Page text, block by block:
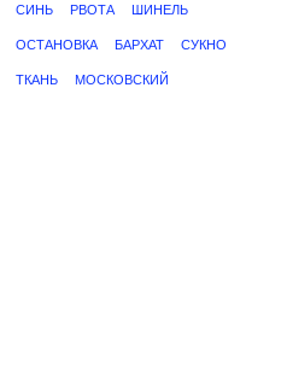
СИНЬ РВОТА ШИНЕЛЬ
ОСТАНОВКА БАРХАТ СУКНО
ТКАНЬ МОСКОВСКИЙ